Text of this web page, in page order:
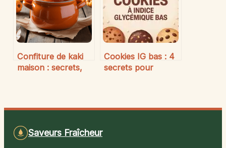
Confiture de kaki
maison : secrets,
Cookies IG bas : 4
secrets pour
Saveurs Fraîcheur